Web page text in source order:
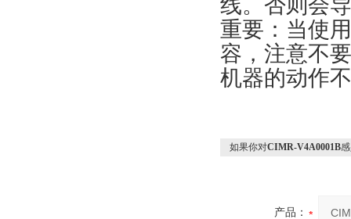
线。否则会
重要：当使
容，注意不
机器的动作
如果你对CIMR-V4A0001B
产品：